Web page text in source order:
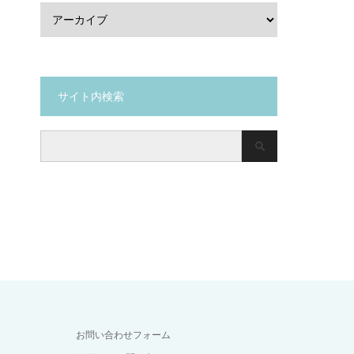
サイト内検索
お問い合わせフォーム